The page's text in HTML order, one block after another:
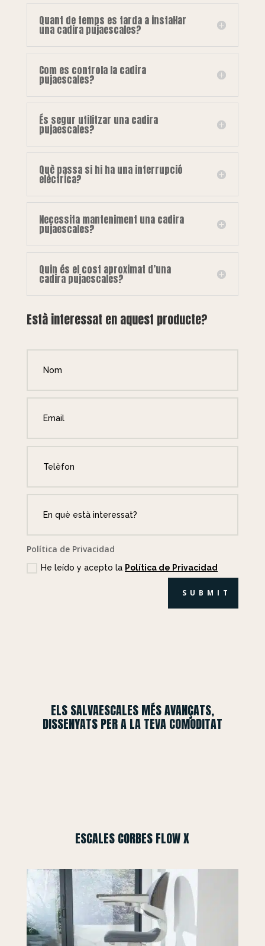
Quant de temps es tarda a instal·lar
una cadira pujaescales?
Com es controla la cadira
pujaescales?
És segur utilitzar una cadira
pujaescales?
Què passa si hi ha una interrupció
elèctrica?
Necessita manteniment una cadira
pujaescales?
Quin és el cost aproximat d’una
cadira pujaescales?
Està interessat en aquest producte?
Política de Privacidad
He leído y acepto la Política de Privacidad
SUBMIT
ELS SALVAESCALES MÉS AVANÇATS,
DISSENYATS PER A LA TEVA COMODITAT
ESCALES CORBES FLOW X